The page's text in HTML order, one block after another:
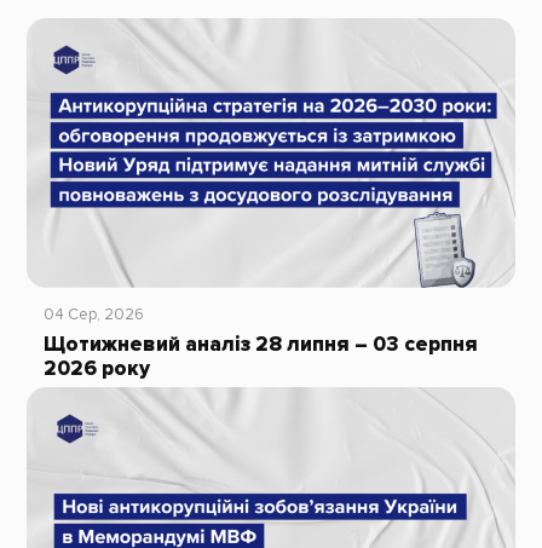
04 Сер, 2026
Щотижневий аналіз 28 липня – 03 серпня
2026 року